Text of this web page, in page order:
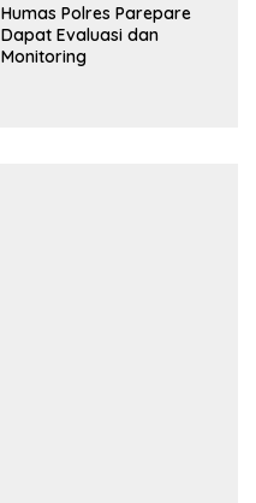
Humas Polres Parepare
Dapat Evaluasi dan
Monitoring